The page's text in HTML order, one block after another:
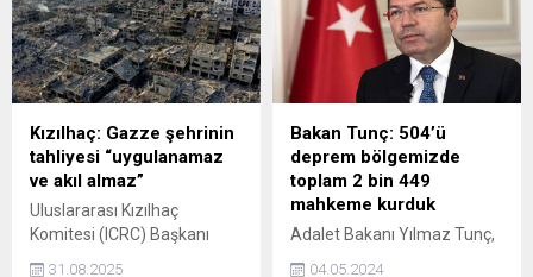
Kızılhaç: Gazze şehrinin
tahliyesi “uygulanamaz
ve akıl almaz”
Uluslararası Kızılhaç
Komitesi (ICRC) Başkanı
31.08.2025
Bakan Tunç: 504’ü
deprem bölgemizde
toplam 2 bin 449
mahkeme kurduk
Adalet Bakanı Yılmaz Tunç,
04.05.2024